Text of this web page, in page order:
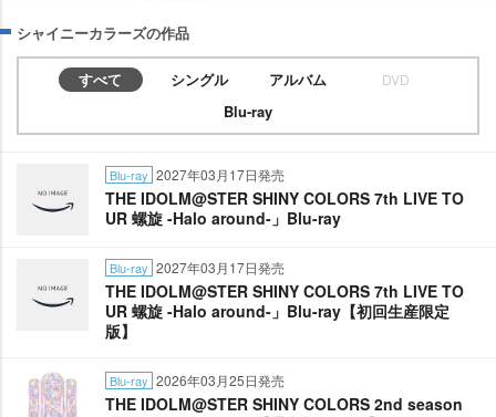
シャイニーカラーズの作品
すべて シングル アルバム DVD
Blu-ray
Blu-ray 2027年03月17日発売
THE IDOLM@STER SHINY COLORS 7th LIVE TO
UR 螺旋 -Halo around-」Blu-ray
Blu-ray 2027年03月17日発売
THE IDOLM@STER SHINY COLORS 7th LIVE TO
UR 螺旋 -Halo around-」Blu-ray【初回生産限定
版】
Blu-ray 2026年03月25日発売
THE IDOLM@STER SHINY COLORS 2nd season